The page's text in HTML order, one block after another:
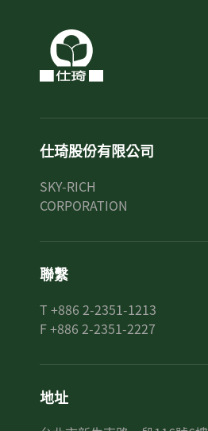
仕琦股份有限公司
SKY-RICH
CORPORATION
聯繫
T +886 2-2351-1213
F +886 2-2351-2227
地址